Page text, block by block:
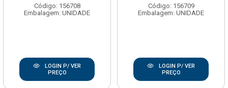
Código: 156708
Embalagem: UNIDADE
LOGIN P/ VER
PREÇO
Código: 156709
Embalagem: UNIDADE
LOGIN P/ VER
PREÇO